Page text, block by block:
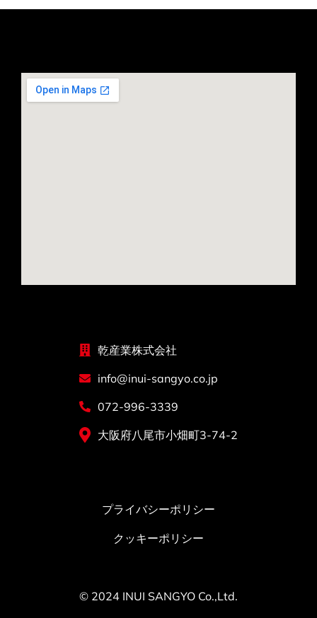
乾産業株式会社
info@inui-sangyo.co.jp
072-996-3339
大阪府八尾市小畑町3-74-2
プライバシーポリシー
クッキーポリシー
© 2024 INUI SANGYO Co.,Ltd.